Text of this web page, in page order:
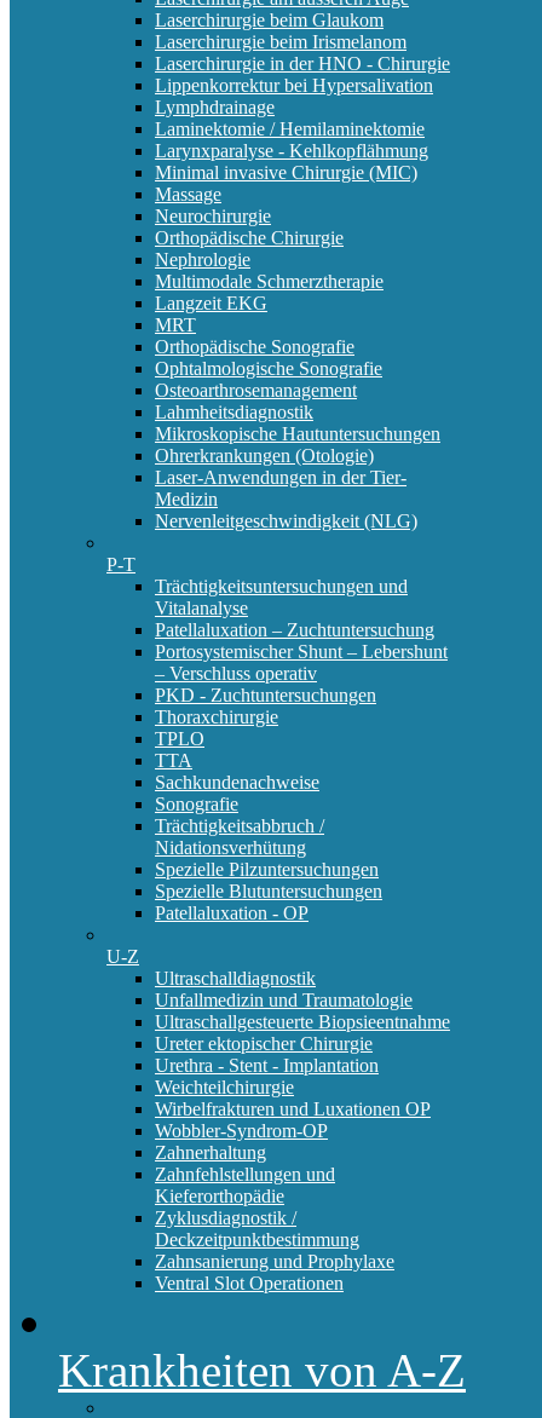
Laserchirurgie beim Glaukom
Laserchirurgie beim Irismelanom
Laserchirurgie in der HNO - Chirurgie
Lippenkorrektur bei Hypersalivation
Lymphdrainage
Laminektomie / Hemilaminektomie
Larynxparalyse - Kehlkopflähmung
Minimal invasive Chirurgie (MIC)
Massage
Neurochirurgie
Orthopädische Chirurgie
Nephrologie
Multimodale Schmerztherapie
Langzeit EKG
MRT
Orthopädische Sonografie
Ophtalmologische Sonografie
Osteoarthrosemanagement
Lahmheitsdiagnostik
Mikroskopische Hautuntersuchungen
Ohrerkrankungen (Otologie)
Laser-Anwendungen in der Tier-
Medizin
Nervenleitgeschwindigkeit (NLG)
P-T
Trächtigkeitsuntersuchungen und
Vitalanalyse
Patellaluxation – Zuchtuntersuchung
Portosystemischer Shunt – Lebershunt
– Verschluss operativ
PKD - Zuchtuntersuchungen
Thoraxchirurgie
TPLO
TTA
Sachkundenachweise
Sonografie
Trächtigkeitsabbruch /
Nidationsverhütung
Spezielle Pilzuntersuchungen
Spezielle Blutuntersuchungen
Patellaluxation - OP
U-Z
Ultraschalldiagnostik
Unfallmedizin und Traumatologie
Ultraschallgesteuerte Biopsieentnahme
Ureter ektopischer Chirurgie
Urethra - Stent - Implantation
Weichteilchirurgie
Wirbelfrakturen und Luxationen OP
Wobbler-Syndrom-OP
Zahnerhaltung
Zahnfehlstellungen und
Kieferorthopädie
Zyklusdiagnostik /
Deckzeitpunktbestimmung
Zahnsanierung und Prophylaxe
Ventral Slot Operationen
Krankheiten von A-Z